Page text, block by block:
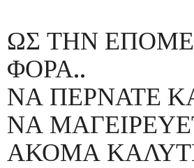
ΩΣ ΤΗΝ
ΦΟΡΑ..
ΝΑ ΠΕΡΝΑΤΕ
ΝΑ
ΑΚΟΜΑ